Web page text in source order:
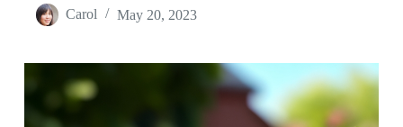
Carol May 20, 2023